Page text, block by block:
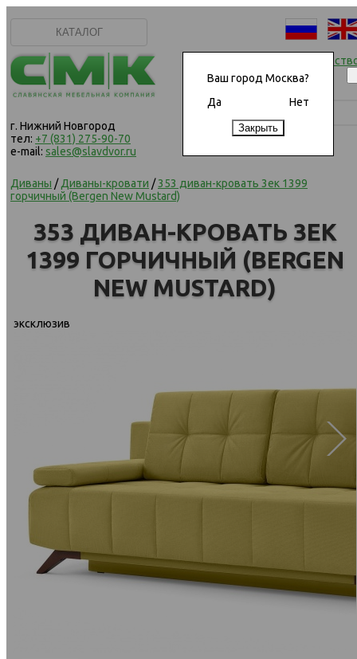
Ваш город Москва?
Да
Нет
КАТАЛОГ
г. Нижний Новгород
тел: +7 (831) 275-90-70
e-mail: sales@slavdvor.ru
Начать
Диваны /Диваны-кровати /353 диван-кровать 3ек 1399
горчичный (Bergen New Mustard)
353 ДИВАН-КРОВАТЬ 3ЕК
1399 ГОРЧИЧНЫЙ (BERGEN
NEW MUSTARD)
эксклюзив